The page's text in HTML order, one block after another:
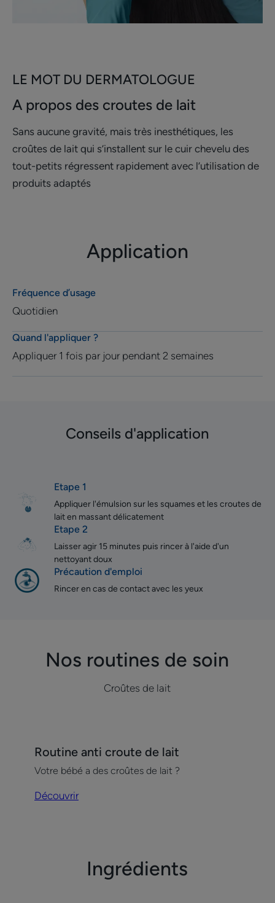
LE MOT DU DERMATOLOGUE
A propos des croutes de lait
Sans aucune gravité, mais très inesthétiques, les
croûtes de lait qui s’installent sur le cuir chevelu des
tout-petits régressent rapidement avec l’utilisation de
produits adaptés
Application
Fréquence d’usage
Quotidien
Quand l'appliquer ?
Appliquer 1 fois par jour pendant 2 semaines
Conseils d'application
Etape 1
Appliquer l'émulsion sur les squames et les croutes de
lait en massant délicatement
Etape 2
Laisser agir 15 minutes puis rincer à l'aide d'un
nettoyant doux
Précaution d'emploi
Rincer en cas de contact avec les yeux
Nos routines de soin
Croûtes de lait
Routine
anti
croute
de
Routine anti croute de lait
Votre bébé a des croûtes de lait ?
Découvrir
Ingrédients